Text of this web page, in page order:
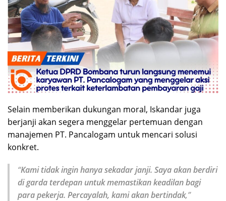
Selain memberikan dukungan moral, Iskandar juga
berjanji akan segera menggelar pertemuan dengan
manajemen PT. Pancalogam untuk mencari solusi
konkret.
“Kami tidak ingin hanya sekadar janji. Saya akan berdiri
di garda terdepan untuk memastikan keadilan bagi
para pekerja. Percayalah, kami akan bertindak,”